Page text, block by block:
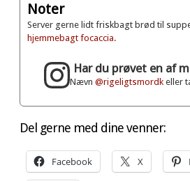
Noter
Server gerne lidt friskbagt brød til
hjemmebagt focaccia.
Har du prøvet en af
Nævn@rigeligtsmordk eller
Del gerne med dine venner:
Facebook X